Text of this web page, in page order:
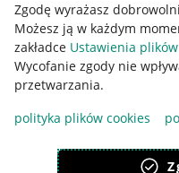
Zgodę wyrażasz
Możesz ją w każdym
zakładce Ustawienia
Wycofanie zgody nie
przetwarzania.
polityka plików cookies
Pobierz aplikację